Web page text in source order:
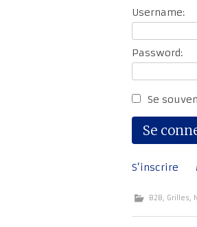
Username:
Password:
Se
S’inscrire
B2B, Grilles,